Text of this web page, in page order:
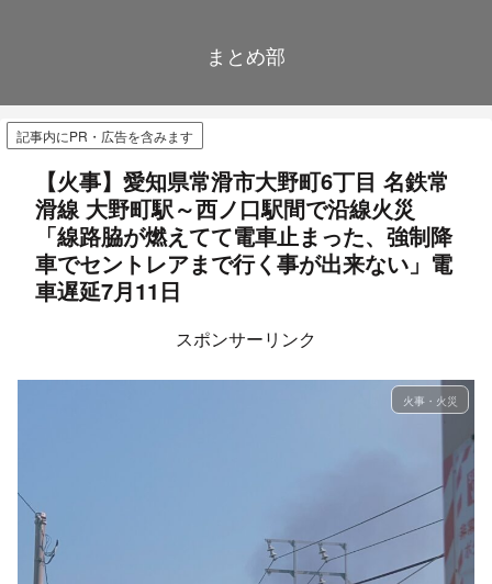
まとめ部
記事内にPR・広告を含みます
【火事】愛知県常滑市大野町6丁目 名鉄常
滑線 大野町駅～西ノ口駅間で沿線火災
「線路脇が燃えてて電車止まった、強制降
車でセントレアまで行く事が出来ない」電
車遅延7月11日
スポンサーリンク